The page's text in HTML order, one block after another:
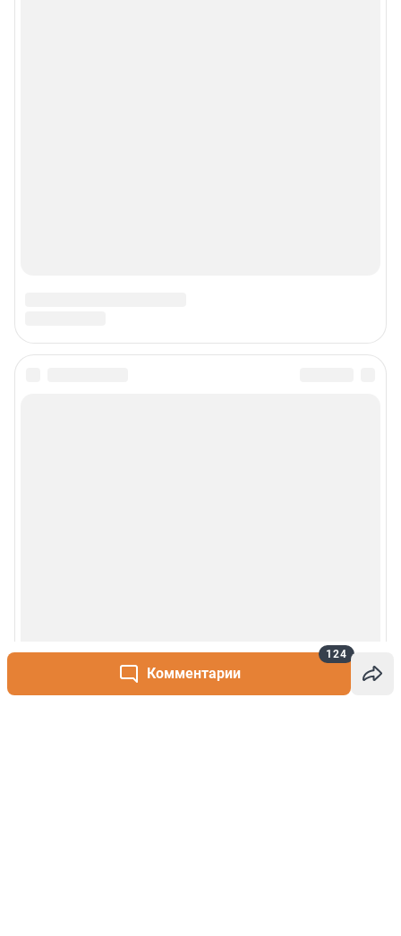
Комментарии
124